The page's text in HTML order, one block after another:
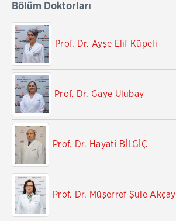
Bölüm Doktorları
Prof. Dr. Ayşe Elif Küpeli
Prof. Dr. Gaye Ulubay
Prof. Dr. Hayati BİLGİÇ
Prof. Dr. Müşerref Şule Akçay